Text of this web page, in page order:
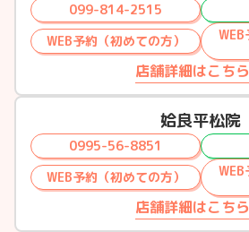
099-814-2515
WEB予約（初めての方）
店舗詳細はこちら
姶良平松院
0995-56-8851
WEB予約（初めての方）
店舗詳細はこちら